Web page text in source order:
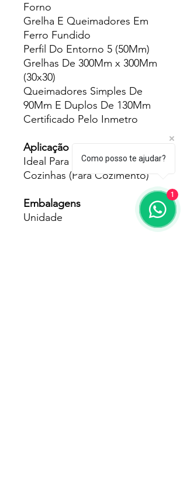
Forno
Grelha E Queimadores Em
Ferro Fundido
Perfil Do Entorno 5 (50Mm)
Grelhas De 300Mm x 300Mm
(30x30)
Queimadores Simples De
90Mm E Duplos De 130Mm
Certificado Pelo Inmetro
Aplicação
Ideal Para Pequenas E Médias
Cozinhas (Para Cozimento)
Embalagens
Unidade
Como posso te ajudar?
1